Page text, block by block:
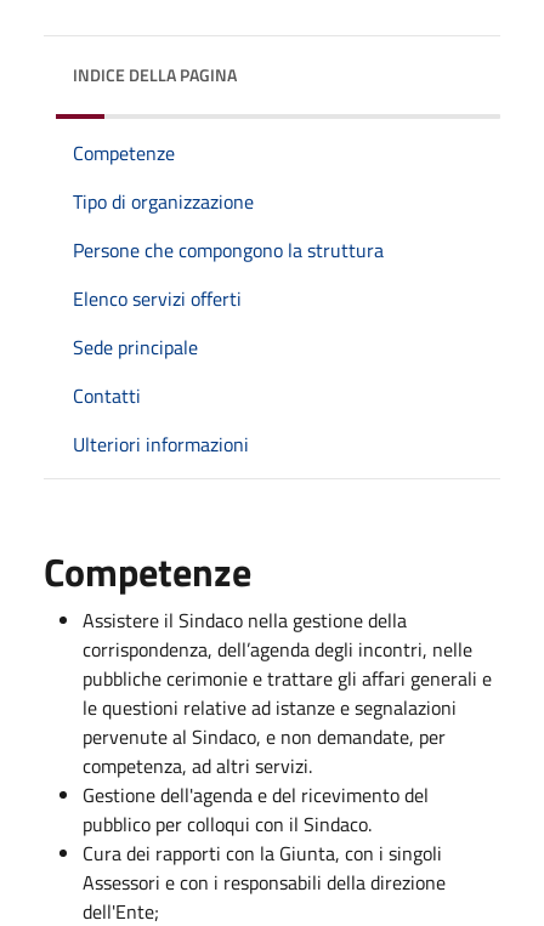
INDICE DELLA PAGINA
Competenze
Tipo di organizzazione
Persone che compongono la struttura
Elenco servizi offerti
Sede principale
Contatti
Ulteriori informazioni
Competenze
Assistere il Sindaco nella gestione della
corrispondenza, dell’agenda degli incontri, nelle
pubbliche cerimonie e trattare gli affari generali e
le questioni relative ad istanze e segnalazioni
pervenute al Sindaco, e non demandate, per
competenza, ad altri servizi.
Gestione dell'agenda e del ricevimento del
pubblico per colloqui con il Sindaco.
Cura dei rapporti con la Giunta, con i singoli
Assessori e con i responsabili della direzione
dell'Ente;